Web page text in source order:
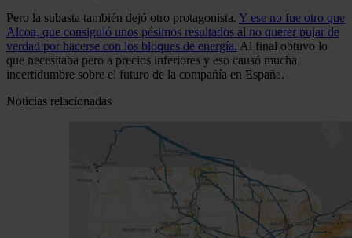
Pero la subasta también dejó otro protagonista. Y ese no fue otro que
Alcoa, que consiguió unos pésimos resultados al no querer pujar de
verdad por hacerse con los bloques de energía. Al final obtuvo lo
que necesitaba pero a precios inferiores y eso causó mucha
incertidumbre sobre el futuro de la compañía en España.
Noticias relacionadas